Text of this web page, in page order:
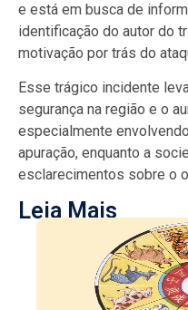
e está em busca de
identificação do autor do
motivação por trás do
Esse trágico incidente
segurança na região e o
especialmente
apuração, enquanto a
esclarecimentos sobre o
Leia Mais